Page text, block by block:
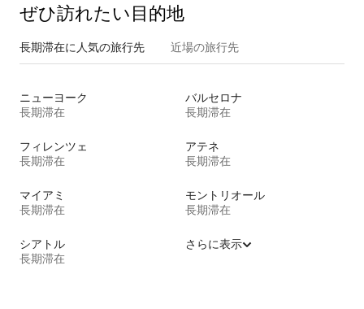
ぜひ訪⁠れ⁠た⁠い目⁠的⁠地
長期滞在に人気の旅行先 近場の旅行先
ニューヨーク
長期滞在
バルセロナ
長期滞在
フィレンツェ
長期滞在
アテネ
長期滞在
マイアミ
長期滞在
モントリオール
長期滞在
シアトル
長期滞在
さらに表示